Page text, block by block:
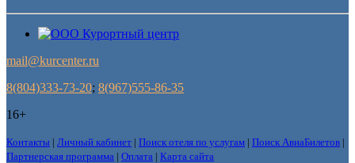
mail@kurcenter.ru
8(804)333-73-20; 8(967)555-86-35
16+
Контакты | Личный кабинет | Поиск отеля по услугам | Поиск АвиаБилетов |
Партнерская программа | Оплата | Карта сайта